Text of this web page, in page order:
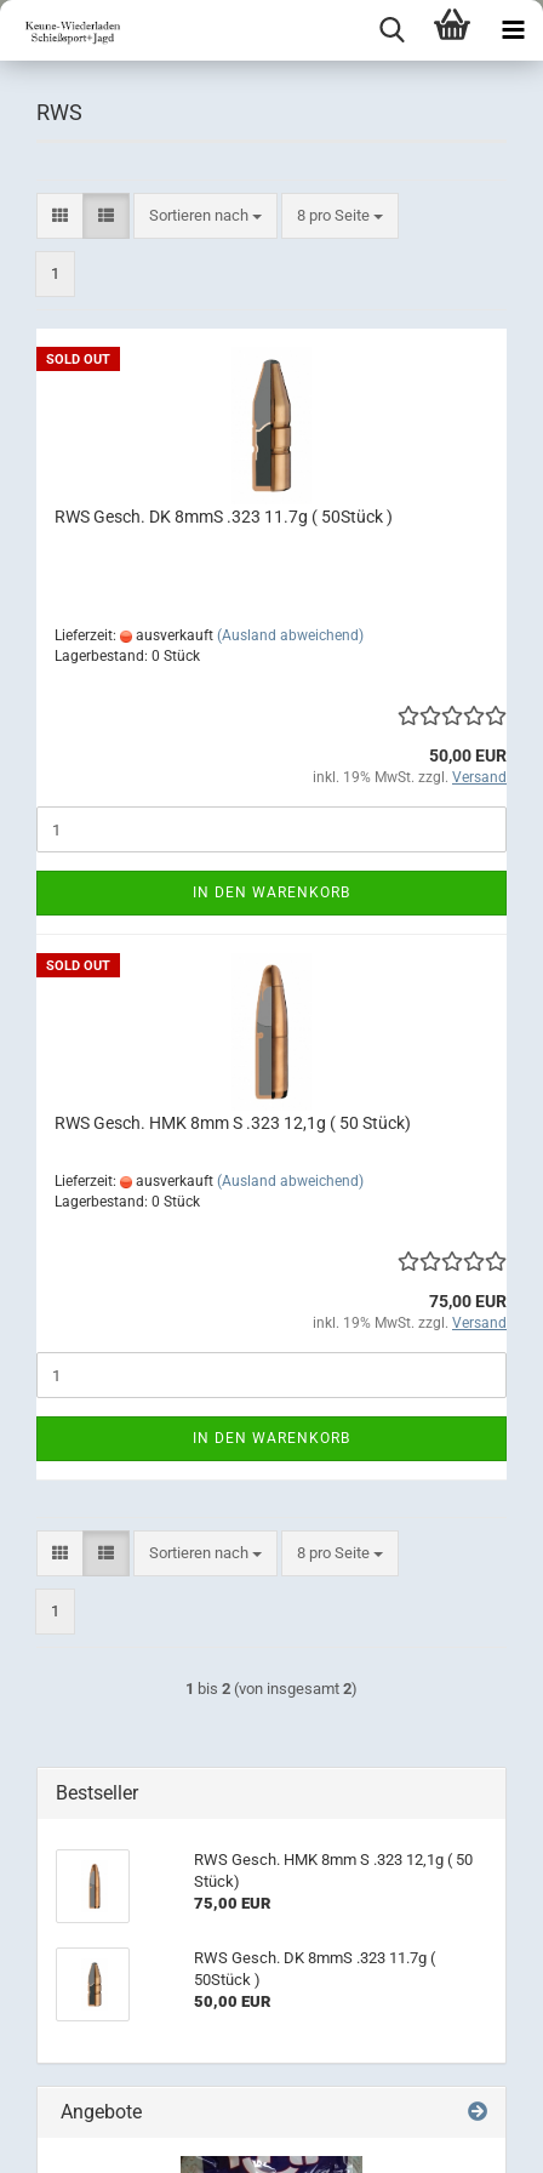
RWS
Sortieren nach
Sortieren nach 8 pro Seite
pro Seite
1
SOLD OUT
RWS Gesch. DK 8mmS .323 11.7g ( 50Stück )
Lieferzeit: ausverkauft (Ausland abweichend)
Lagerbestand: 0 Stück
50,00 EUR
inkl. 19% MwSt. zzgl. Versand
IN DEN WARENKORB
SOLD OUT
RWS Gesch. HMK 8mm S .323 12,1g ( 50 Stück)
Lieferzeit: ausverkauft (Ausland abweichend)
Lagerbestand: 0 Stück
75,00 EUR
inkl. 19% MwSt. zzgl. Versand
IN DEN WARENKORB
Sortieren nach
Sortieren nach 8 pro Seite
pro Seite
1
1 bis 2 (von insgesamt 2)
Bestseller
RWS Gesch. HMK 8mm S .323 12,1g ( 50
Stück)
75,00 EUR
RWS Gesch. DK 8mmS .323 11.7g (
50Stück )
50,00 EUR
Angebote